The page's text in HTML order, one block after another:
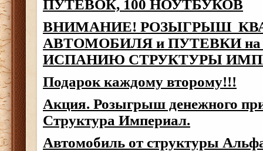
ПУТЕВОК, 100 НОУТБУКОВ
ВНИМАНИЕ! РОЗЫГРЫШ
АВТОМОБИЛЯ и ПУТЕВКИ на
ИСПАНИЮ СТРУКТУРЫ
Подарок каждому второму!!!
Акция. Розыгрыш денежного
Структура Империал.
Автомобиль от структуры